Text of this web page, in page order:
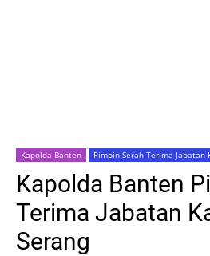
Kapolda Banten Pimpin Serah Terima Jabatan
Kapolda Banten
Terima Jabatan
Serang